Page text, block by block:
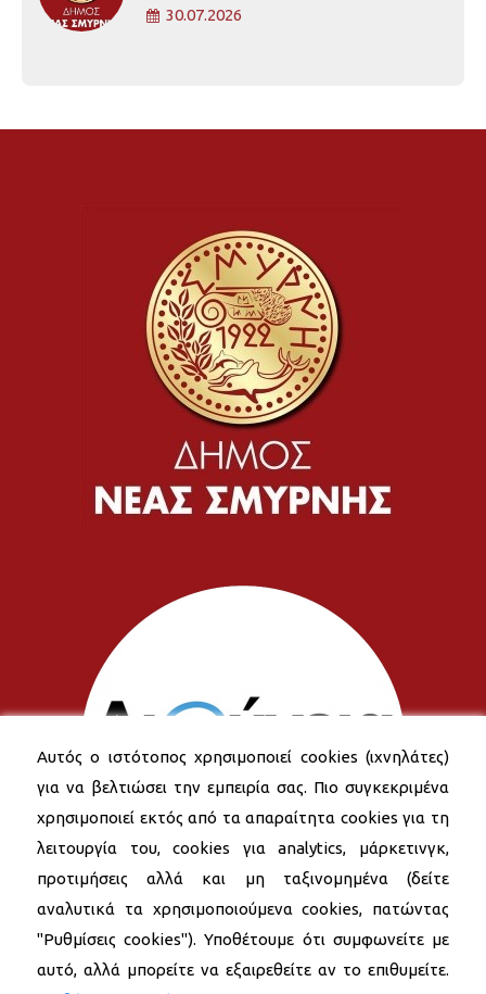
30.07.2026
Αυτός ο ιστότοπος χρησιμοποιεί cookies (ιχνηλάτες)
για να βελτιώσει την εμπειρία σας. Πιο συγκεκριμένα
χρησιμοποιεί εκτός από τα απαραίτητα cookies για τη
λειτουργία του, cookies για analytics, μάρκετινγκ,
προτιμήσεις αλλά και μη ταξινομημένα (δείτε
αναλυτικά τα χρησιμοποιούμενα cookies, πατώντας
"Ρυθμίσεις cookies"). Υποθέτουμε ότι συμφωνείτε με
αυτό, αλλά μπορείτε να εξαιρεθείτε αν το επιθυμείτε.